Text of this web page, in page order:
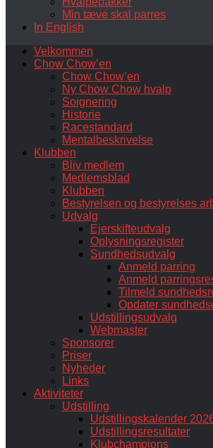
Min tæve skal parres
In English
Velkommen
Chow Chow’en
Chow Chow’en
Ny Chow Chow hvalp
Soignering
Historie
Racestandard
Mentalbeskrivelse
Klubben
Bliv medlem
Medlemsblad
Klubben
Bestyrelsen og bestyrelses
Udvalg
Ejerskifteudvalg
Oplysningsregister
Sundhedsudvalg
Anmeld parring
Anmeld
Tilmeld
Opdater
Udstillingsudvalg
Webmaster
Sponsorer
Priser
Nyheder
Links
Aktiviteter
Udstilling
Udstillingskalender
Udstillingsresultater
Klubchampions